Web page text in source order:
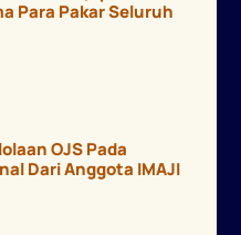
Para Pakar Seluruh
OJS Pada
Dari Anggota IMAJI